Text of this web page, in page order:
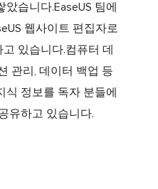
습니다.EaseUS 팀에
웹사이트 편집자로
있습니다.컴퓨터 데
관리, 데이터 백업 등
식 정보를 독자 분들에
유하고 있습니다.